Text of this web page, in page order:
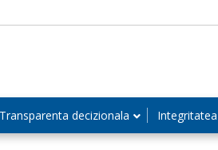
Transparenta decizionala